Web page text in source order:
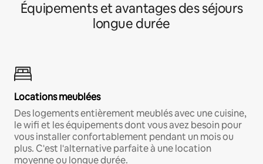
Équipements et avantages des séjours
longue durée
Locations meublées
Des logements entièrement meublés avec une cuisine,
le wifi et les équipements dont vous avez besoin pour
vous installer confortablement pendant un mois ou
plus. C'est l'alternative parfaite à une location
moyenne ou longue durée.